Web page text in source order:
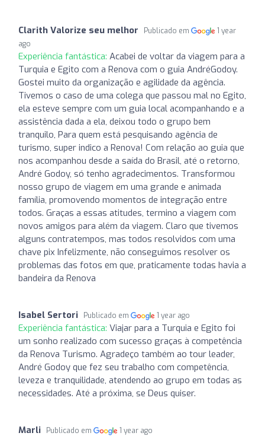
Clarith Valorize seu melhor Publicado em
1 year
ago
Experiência fantástica: Acabei de voltar da viagem para a
Turquia e Egito com a Renova com o guia AndréGodoy.
Gostei muito da organização e agilidade da agência.
Tivemos o caso de uma colega que passou mal no Egito,
ela esteve sempre com um guia local acompanhando e a
assistência dada a ela, deixou todo o grupo bem
tranquilo, Para quem está pesquisando agência de
turismo, super indico a Renova! Com relação ao guia que
nos acompanhou desde a saída do Brasil, até o retorno,
André Godoy, só tenho agradecimentos. Transformou
nosso grupo de viagem em uma grande e animada
família, promovendo momentos de integração entre
todos. Graças a essas atitudes, termino a viagem com
novos amigos para além da viagem. Claro que tivemos
alguns contratempos, mas todos resolvidos com uma
chave pix Infelizmente, não conseguimos resolver os
problemas das fotos em que, praticamente todas havia a
bandeira da Renova
Isabel Sertori Publicado em 1 year ago
Experiência fantástica: Viajar para a Turquia e Egito foi
um sonho realizado com sucesso graças à competência
da Renova Turismo. Agradeço também ao tour leader,
André Godoy que fez seu trabalho com competência,
leveza e tranquilidade, atendendo ao grupo em todas as
necessidades. Até a próxima, se Deus quiser.
Marli Publicado em 1 year ago